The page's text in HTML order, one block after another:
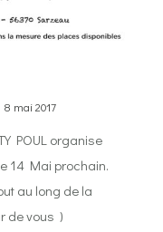
8 mai 2017
POUL organise
14 Mai prochain.
au long de la
de vous )